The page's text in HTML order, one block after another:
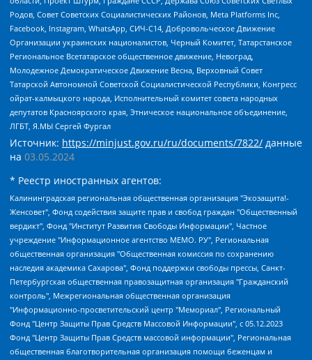
Родов, Совет Советских Социалистических Районов, Meta Platforms Inc,
Facebook, Instagram, WhatsApp, СИЧ-С14, Добровольческое Движение
Организации украинских националистов, Черный Комитет, Татарстанское
Региональное Всетатарское общественное движение, Невоград,
Молодежное Демократическое Движение Весна, Верховный Совет
Татарской Автономной Советской Социалистической Республики, Конгресс
ойрат-калмыцкого народа, Исполнительный комитет совета народных
депутатов Красноярского края, Этническое национальное объединение,
ЛГБТ, Я.МЫ Сергей Фургал
Источник: https://minjust.gov.ru/ru/documents/7822/ данные
на 03.05.2024
* Реестр иностранных агентов:
Калининградская региональная общественная организация "Экозащита!-Женсовет", Фонд содействия защите прав и свобод граждан "Общественный вердикт", Фонд "Институт Развития Свободы Информации", Частное учреждение "Информационное агентство МЕМО. РУ", Региональная общественная организация "Общественная комиссия по сохранению наследия академика Сахарова", Фонд поддержки свободы прессы, Санкт-Петербургская общественная правозащитная организация "Гражданский контроль", Межрегиональная общественная организация "Информационно-просветительский центр "Мемориал", Региональный Фонд "Центр Защиты Прав Средств Массовой Информации", с 05.12.2023 Фонд "Центр Защиты Прав Средств массовой информации", Региональная общественная благотворительная организация помощи беженцам и мигрантам "Гражданское содействие", Негосударственное образовательное учреждение дополнительного профессионального образования (повышение квалификации) специалистов "АКАДЕМИЯ ПО ПРАВАМ ЧЕЛОВЕКА", Свердловская региональная общественная организация "Сутяжник", Автономная некоммерческая организация "Центр независимых социологических исследований", Союз общественных объединений "Российский исследовательский центр по правам человека", Региональное общественное учреждение научно-информационный центр "МЕМОРИАЛ", Некоммерческая организация "Фонд защиты гласности", Автономная некоммерческая организация "Институт прав человека", Городская общественная организация "Екатеринбургское общество "МЕМОРИАЛ", Городская общественная организация "Рязанское историко-просветительское и правозащитное общество "Мемориал" (Рязанский Мемориал), Челябинский региональный орган общественной самодеятельности – женское общественное объединение "Женщины Евразии", Челябинский региональный орган общественной самодеятельности "Уральская правозащитная группа", Фонд содействия защите здоровья и социальной справедливости имени Андрея Рылькова, Автономная Некоммерческая Организация "Аналитический Центр Юрия Левады", Автономная некоммерческая организация социальной поддержки населения "Проект Апрель", Региональная общественная организация помощи женщинам и детям, находящимся в кризисной ситуации "Информационно-методический центр "Анна", Фонд содействия развитию массовых коммуникаций и правовому просвещению "Так-так-Так", Фонд содействия устойчивому развитию "Серебряная тайга", Свердловский региональный общественный фонд социальных проектов "Новое время", "Idel.Реалии", Кавказ.Реалии, Крым.Реалии, Телеканал Настоящее Время, Татаро-башкирская служба Радио Свобода (Azatliq Radiosi), Радио Свободная Европа/Радио Свобода (PCE/PC), "Сибирь.Реалии", "Фактограф", Благотворительный фонд помощи осужденным и их семьям, Автономная некоммерческая организация "Институт глобализации и социальных движений", Фонд "В защиту прав заключенных", Частное учреждение "Центр поддержки и содействия развитию средств массовой информации", Пензенский региональный общественный благотворительный фонд "Гражданский союз", "Север.Реалии", Некоммерческая организация Фонд "Правовая инициатива", Общество с ограниченной ответственностью "Радио Свободная Европа/Радио Свобода", Чешское информационное агентство "MEDIUM-ORIENT", Красноярская региональная общественная организация "Мы против СПИДа", Камалягин Денис Николаевич, Маркелов Сергей Евгеньевич, Пономарев Лев Александрович, Савицкая Людмила Алексеевна, Автономная некоммерческая организация "Центр по работе с проблемой насилия "НАСИЛИЮ.НЕТ", Межрегиональный профессиональный союз работников здравоохранения "Альянс врачей", Юридическое лицо, зарегистрированное в Латвийской Республике, SIA "Medusa Project" (регистрационный номер 40103797863, дата регистрации 10.06.2014), Некоммерческая организация "Фонд по борьбе с коррупцией", Автономная некоммерческая организация "Институт права и публичной политики", Баданин Роман Сергеевич, Гликин Максим Александрович, Железнова Мария Михайловна, Лукьянова Юлия Сергеевна, Маетная Елизавета Витальевна, Маняхин Петр Борисович, Чуракова Ольга Владимировна, Ярош Юлия Петровна, Юридическое лицо "The Insider SIA", зарегистрированное в Риге, Латвийская Республика (дата регистрации 26.06.2015), являющееся администратором доменного имени интернет-издания "The Insider SIA", https://theins.ru, Постернак Алексей Евгеньевич, Рубин Михаил Аркадьевич, Анин Роман Александрович, Юридическое лицо Istories fonds, зарегистрированное в Латвийской Республике (регистрационный номер 50008295751, дата регистрации 24.02.2020), Великовский Дмитрий Александрович, Долинина Ирина Николаевна, Мароховская Алеся Алексеевна, Шлейнов Роман Юрьевич, Шмагун Олеся Валентиновна, Общество с ограниченной ответственностью "Альтаир 2021", Общество с ограниченной ответственностью "Вега 2021", Общество с ограниченной ответственностью "Главный редактор 2021", Общество с ограниченной ответственностью "Ромашки монолит", Важенков Артем Валерьевич, Ивановская областная общественная организация "Центр гендерных исследований", Гурман Юрий Альбертович, Медиапроект "ОВД-Инфо", Егоров Владимир Владимирович, Жилинский Владимир Александрович, Общество с ограниченной ответственностью "ЗП", Иванова София Юрьевна, Карезина Инна Павловна, Кильтау Екатерина Викторовна, Петров Алексей Викторович, Пискунов Сергей Евгеньевич, Смирнов Сергей Сергеевич, Тихонов Михаил Сергеевич, Общество с ограниченной ответственностью "ЖУРНАЛИСТ-ИНОСТРАННЫЙ АГЕНТ", Арапова Галина Юрьевна, Вольтская Татьяна Анатольевна, Американская компания "Mason G.E.S. Anonymous Foundation" (США), являющаяся владельцем интернет-издания https://mnews.world/, Компания "Stichting Bellingcat", зарегистрированная в Нидерландах (дата регистрации 11.07.2018), Захаров Андрей Вячеславович, Клепиковская Екатерина Дмитриевна, Общество с ограниченной ответственностью "МЕМО", Перл Роман Александрович, Симонов Евгений Алексеевич, Соловьева Елена Анатольевна, Сотников Даниил Владимирович, Сурначева Елизавета Дмитриевна, Автономная некоммерческая организация по защите прав человека и информированию населения "Якутия – Наше Мнение", Общество с ограниченной ответственностью "Москоу диджитал медиа", с 26.01.2023 Общество с ограниченной ответственностью "Чайка Белые сады", Ветошкина Валерия Валерьевна, Заговора Максим Александрович, Межрегиональное общественное движение "Российская ЛГБТ - сеть", Оленичев Максим Владимирович, Павлов Иван Юрьевич, Скворцова Елена Сергеевна, Общество с ограниченной ответственностью "Как бы инагент", Кочетков Игорь Викторович, Общество с ограниченной ответственностью "Честные выборы", Еланчик Олег Александрович, Общество с ограниченной ответственностью "Нобелевский призыв", Гималова Регина Эмилевна, Григорьев Андрей Валерьевич, Григорьева Алина Александровна, Ассоциация по содействию защите прав призывников, альтернативнослужащих и военнослужащих "Правозащитная группа "Гражданин.Армия.Право", Хисамова Регина Фаритовна, Автономная некоммерческая организация по реализации социально-правовых программ "Лилит", Дальневосточное общественное движение "Маяк", Санкт-Петербургская ЛГБТ-инициативная группа "Выход", Инициативная группа ЛГБТ+ "Реверс", Алексеев Андрей Викторович, Бекбулатова Таисия Львовна, Беляев Иван Михайлович, Владыкина Елена Сергеевна, Гельман Марат Александрович, Никульшина Вероника Юрьевна, Толоконникова Надежда Андреевна, Шендерович Виктор Анатольевич, Общество с ограниченной ответственностью "Данное сообщение", Общество с ограниченной ответственностью Издательский дом "Новая глава", Айнбиндер Александра Александровна, Московский комьюнити-центр для ЛГБТ+инициатив, Благотворительный фонд развития филантропии, Deutsche Welle (Германия, Kurt-Schumacher-Strasse 3, 53113 Bonn), Борзунова Мария Михайловна, Воробьев Виктор Викторович, Голубева Анна Львовна, Константинова Алла Михайловна, Малкова Ирина Владимировна, Мурадов Мурад Абдулгалимович, Осетинская Елизавета Николаевна, Понасенков Евгений Николаевич, Ганапольский Матвей Юрьевич, Киселев Евгений Алексеевич, Борухович Ирина Григорьевна, Дремин Иван Тимофеевич, Дубровский Дмитрий Викторович, Красноярская региональная общественная организация поддержки и развития альтернативных образовательных технологий и межкультурных коммуникаций "ИНТЕРРА", Маяковская Екатерина Алексеевна, Фейгин Марк Захарович, Филимонов Андрей Викторович, Дзугкоева Регина Николаевна, Доброхотов Роман Александрович, Дудь Юрий Александрович, Елкин Сергей Владимирович, Кругликов Кирилл Игоревич, Сабунаева Мария Леонидовна, Семенов Алексей Владимирович, Шаинян Карен Багратович, Шульман Екатерина Михайловна, Асафьев Артур Валерьевич, Вахштайн Виктор Семенович, Венедиктов Алексей Алексеевич, Лушникова Екатерина Евгеньевна, Волков Леонид Михайлович, Невзоров Александр Глебович, Пархоменко Сергей Борисович, Сироткин Ярослав Николаевич, Кара-Мурза Владимир Владимирович, Баранова Наталья Владимировна, Гозман Леонид Яковлевич, Кагарлицкий Борис Юльевич, Климарев Михаил Валерьевич, Милов Владимир Станиславович, Автономная некоммерческая организация Краснодарский центр современного искусства "Типография", Моргенштерн Алишер Тагирович, Соболь Любовь Эдуардовна, Общество с ограниченной ответственностью "ЛИЗА НОРМ", Каспаров Гарри Кимович, Ходорковский Михаил Борисович, Общество с ограниченной ответственностью "Апрельские тезисы", Данилович Ирина Брониславовна, Кашин Олег Владимирович, Петров Николай Владимирович, Пивоваров Алексей Владимирович, Соколов Михаил Владимирович, Цветкова Юлия Владимировна, Чичваркин Евгений Александрович, Комитет против пыток/Команда против пыток, Общество с ограниченной ответственностью "Первый научный", Общество с ограниченной ответственностью "Вертолет и ко", Белоцерковская Вероника Борисовна, Кац Максим Евгеньевич, Лазарева Татьяна Юрьевна, Шаведдинов Руслан Табризович, Яшин Илья Валерьевич, Общество с ограниченной ответственностью "Иноагент ААВ", Алешковский Дмитрий Петрович, Альбац Евгения Марковна, Быков Дмитрий Львович, Галямина Юлия Евгеньевна, Лойко Сергей Леонидович, Мартынов Кирилл Константинович, Медведев Сергей Александрович, Крашенинников Федор Геннадиевич, Гордеева Катерина Вл